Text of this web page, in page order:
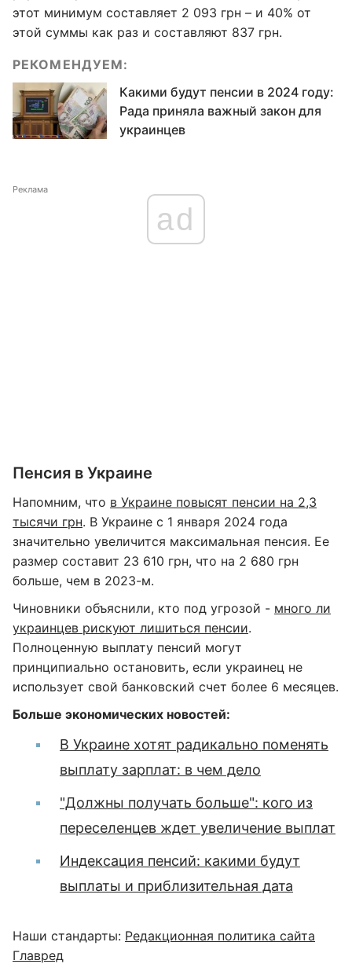
этот минимум составляет 2 093 грн – и 40% от
этой суммы как раз и составляют 837 грн.
РЕКОМЕНДУЕМ:
Какими будут пенсии в 2024 году:
Рада приняла важный закон для
украинцев
Реклама
ad
Пенсия в Украине
Напомним, что в Украине повысят пенсии на 2,3
тысячи грн. В Украине с 1 января 2024 года
значительно увеличится максимальная пенсия. Ее
размер составит 23 610 грн, что на 2 680 грн
больше, чем в 2023-м.
Чиновники объяснили, кто под угрозой - много ли
украинцев рискуют лишиться пенсии.
Полноценную выплату пенсий могут
принципиально остановить, если украинец не
использует свой банковский счет более 6 месяцев.
Больше экономических новостей:
В Украине хотят радикально поменять
выплату зарплат: в чем дело
"Должны получать больше": кого из
переселенцев ждет увеличение выплат
Индексация пенсий: какими будут
выплаты и приблизительная дата
Наши стандарты: Редакционная политика сайта
Главред